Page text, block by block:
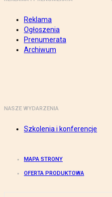
Reklama
Ogłoszenia
Prenumerata
Archiwum
NASZE WYDARZENIA
Szkolenia i konferencje
MAPA STRONY
OFERTA PRODUKTOWA